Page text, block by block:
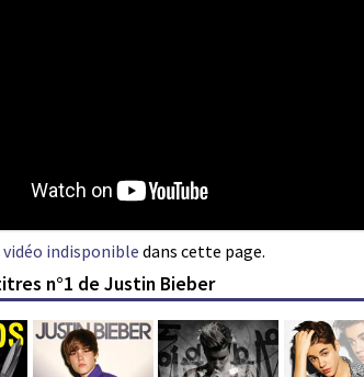
vidéo indisponible dans cette page.
n°1 de Justin Bieber